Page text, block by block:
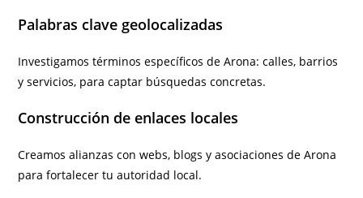
Palabras clave geolocalizadas
Investigamos términos específicos de Arona: calles, barrios
y servicios, para captar búsquedas concretas.
Construcción de enlaces locales
Creamos alianzas con webs, blogs y asociaciones de Arona
para fortalecer tu autoridad local.